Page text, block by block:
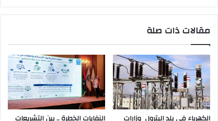
مقالات ذات صلة